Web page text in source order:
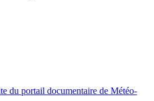
du portail documentaire de Météo-